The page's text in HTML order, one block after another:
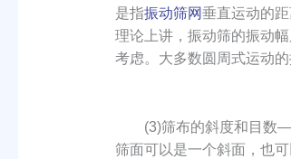
是指振动筛网垂直运动的
理论上讲，振动筛的振动
考虑。大多数圆周式运动
(3)筛布的斜度和目数—筛
筛面可以是一个斜面，也